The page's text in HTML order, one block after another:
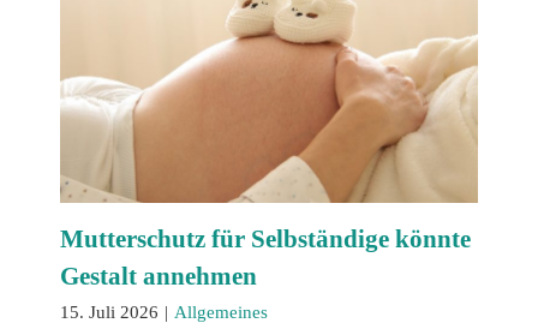
Mutterschutz für Selbständige könnte
Gestalt annehmen
15. Juli 2026 | Allgemeines